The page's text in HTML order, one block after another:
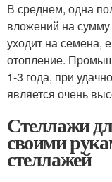
В среднем, одна
вложений на сумму
уходит на семена,
отопление.
1-3 года, при
является очень
Стеллажи
своими
стеллажей